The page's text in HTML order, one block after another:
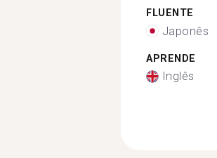
FLUENTE
Japonês
APRENDE
Inglês